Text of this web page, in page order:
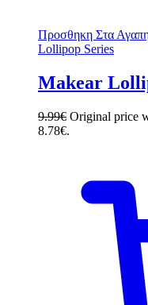
Προσθηκη Στα
Lollipop Series
Makear
9.99€ Original price
8.78€.